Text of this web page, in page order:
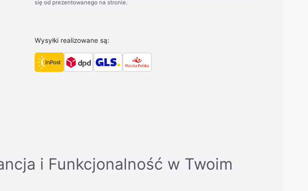
się od prezentowanego na stronie.
Wysyłki realizowane są:
i Funkcjonalność w Twoim